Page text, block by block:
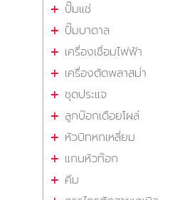
ปั๊มแช่
ปั๊มบาดาล
เครื่องเชื่อมไฟฟ้า
เครื่องตัดพลาสม่า
ชุดประแจ
ลูกบ๊อกเดือยโผล่
หัวบิทหกเหลี่ยม
แกนหัวท๊อก
คีม